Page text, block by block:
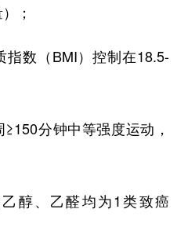
；
数（BMI）控制在18.5-
分钟中等强度运动，
醇、乙醛均为1类致癌